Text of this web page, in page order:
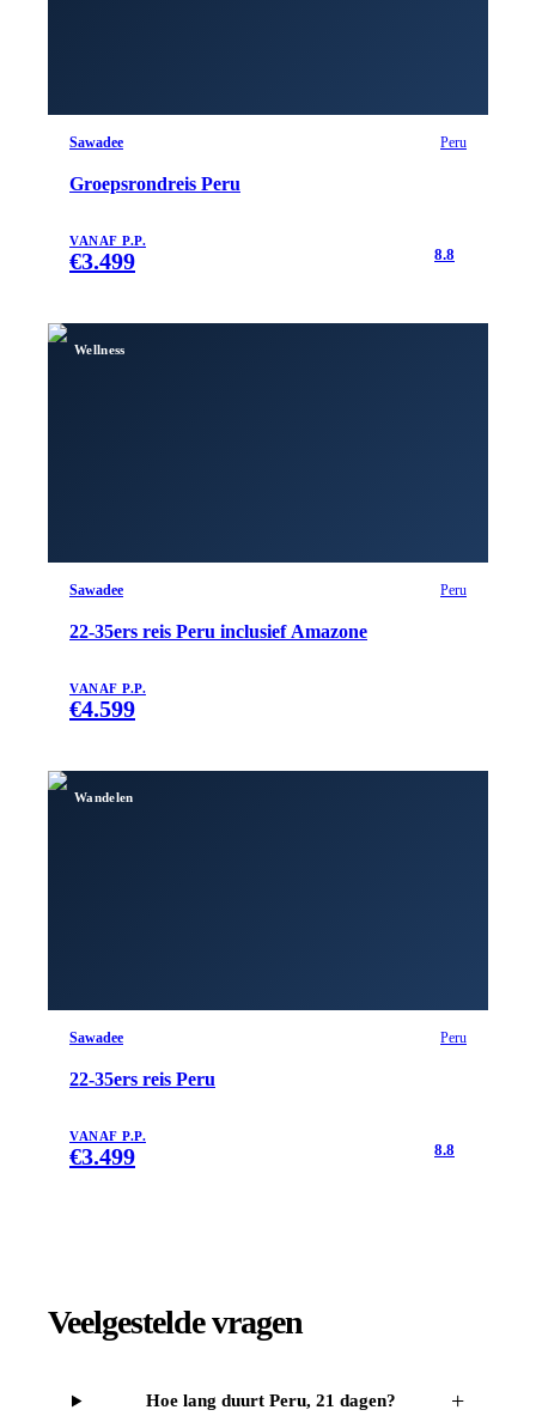
Sawadee Peru
Groepsrondreis Peru
VANAF P.P.
€3.499 8.8
Wellness
Sawadee Peru
22-35ers reis Peru inclusief Amazone
VANAF P.P.
€4.599
Wandelen
Sawadee Peru
22-35ers reis Peru
VANAF P.P.
€3.499 8.8
Veelgestelde vragen
Hoe lang duurt Peru, 21 dagen? +